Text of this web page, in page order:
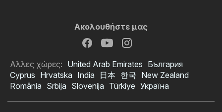
Ακολουθήστε μας
Αλλες χώρες: United Arab Emirates България
Cyprus Hrvatska India 日本 한국 New Zealand
România Srbija Slovenija Türkiye Україна